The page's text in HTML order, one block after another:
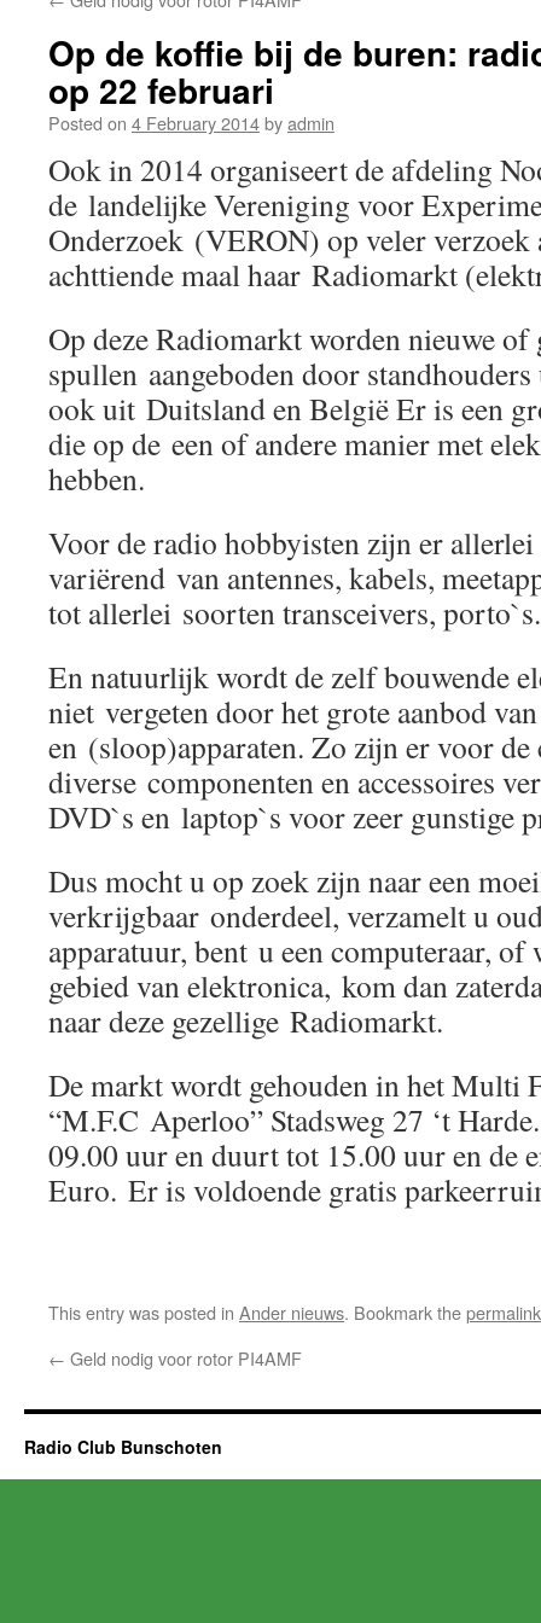
Op de koffie bij de buren:
op 22 februari
Posted on 4 February 2014byadmin
Ook in 2014 organiseert de afdeling
de landelijke Vereniging voor
Onderzoek (VERON) op veler verzoek
achttiende maal haar Radiomarkt
Op deze Radiomarkt worden nieuwe of
spullen aangeboden door
ook uit Duitsland en België Er is een
die op de een of andere manier met
hebben.
Voor de radio hobbyisten zijn er
variërend van antennes, kabels,
tot allerlei soorten transceivers, porto`s.
En natuurlijk wordt de zelf bouwende
niet vergeten door het grote aanbod
en (sloop)apparaten. Zo zijn er voor
diverse componenten en accessoires
DVD`s en laptop`s voor zeer gunstige
Dus mocht u op zoek zijn naar een
verkrijgbaar onderdeel, verzamelt u
apparatuur, bent u een computeraar, of
gebied van elektronica, kom dan
naar deze gezellige Radiomarkt.
De markt wordt gehouden in het Multi
“M.F.C Aperloo” Stadsweg 27 ‘t
09.00 uur en duurt tot 15.00 uur en de
Euro. Er is voldoende gratis
This entry was posted in Ander nieuws. Bookmark thepermalink
← Geld nodig voor rotor PI4AMF
Radio Club Bunschoten